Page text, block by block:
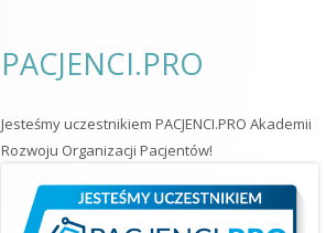
PACJENCI.PRO
Jesteśmy uczestnikiem PACJENCI.PRO Akademii
Rozwoju Organizacji Pacjentów!